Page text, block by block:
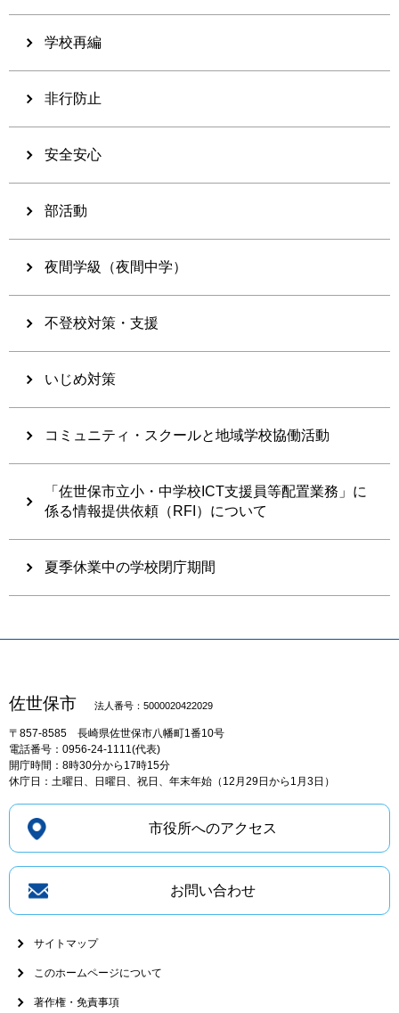
学校再編
非行防止
安全安心
部活動
夜間学級（夜間中学）
不登校対策・支援
いじめ対策
コミュニティ・スクールと地域学校協働活動
「佐世保市立小・中学校ICT支援員等配置業務」に
係る情報提供依頼（RFI）について
夏季休業中の学校閉庁期間
佐世保市 法人番号：5000020422029
〒857-8585 長崎県佐世保市八幡町1番10号
電話番号：0956-24-1111(代表)
開庁時間：8時30分から17時15分
休庁日：土曜日、日曜日、祝日、年末年始（12月29日から1月3日）
市役所へのアクセス
お問い合わせ
サイトマップ
このホームページについて
著作権・免責事項